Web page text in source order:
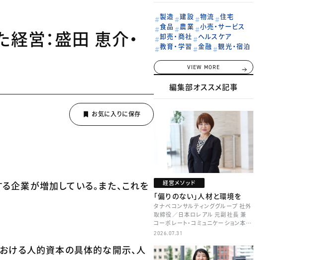
経営：盛田 恵介・
業が増加している。また、これを
ける人的資本の具体的な開示、人
製造 建設 物流
住宅
食品
農業
小売・サービス
卸売・商社
ヘルスケア
教育・学習
金融 観光・宿泊
VIEW MORE
編集部オススメ記事
経営メソッド
「偏りのない」人材と環境を
タナベコンサルティンググループ 社外
取締役／日本ロレアル 元副社長 兼
コーポレート・コミュニケーション本部
本部長／キャリアコンサルタント 井村
2026.07.31